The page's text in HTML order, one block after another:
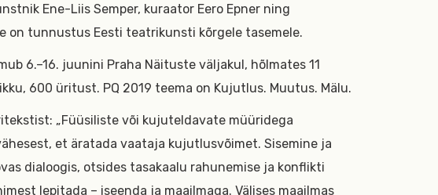
Ene-Liis Semper, kuraator Eero Epner ning
on tunnustus Eesti teatrikunsti kõrgele tasemele.
6.–16. juunini Praha Näituste väljakul, hõlmates 11
600 üritust. PQ 2019 teema on Kujutlus. Muutus. Mälu.
„Füüsiliste või kujuteldavate müüridega
et äratada vaataja kujutlusvõimet. Sisemine ja
dialoogis, otsides tasakaalu rahunemise ja konflikti
lepitada – iseenda ja maailmaga. Välises maailmas